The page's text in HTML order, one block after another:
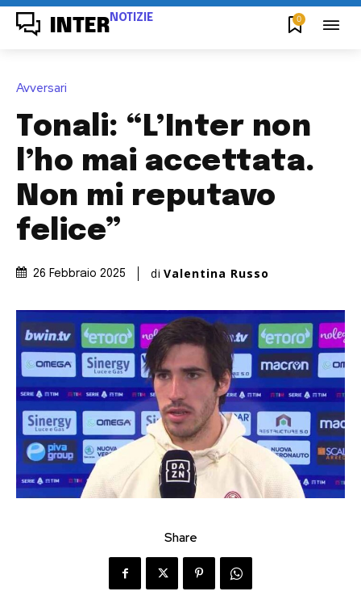
INTER NOTIZIE 0
Avversari
Tonali: “L’Inter non
l’ho mai accettata.
Non mi reputavo
felice”
26 Febbraio 2025 di Valentina Russo
Share